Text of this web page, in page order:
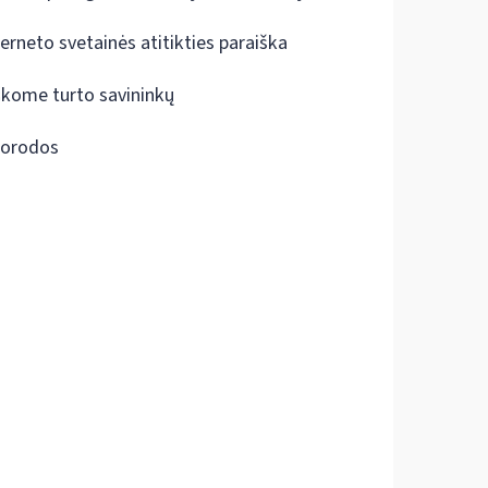
svetainės atitikties paraiška
turto savininkų